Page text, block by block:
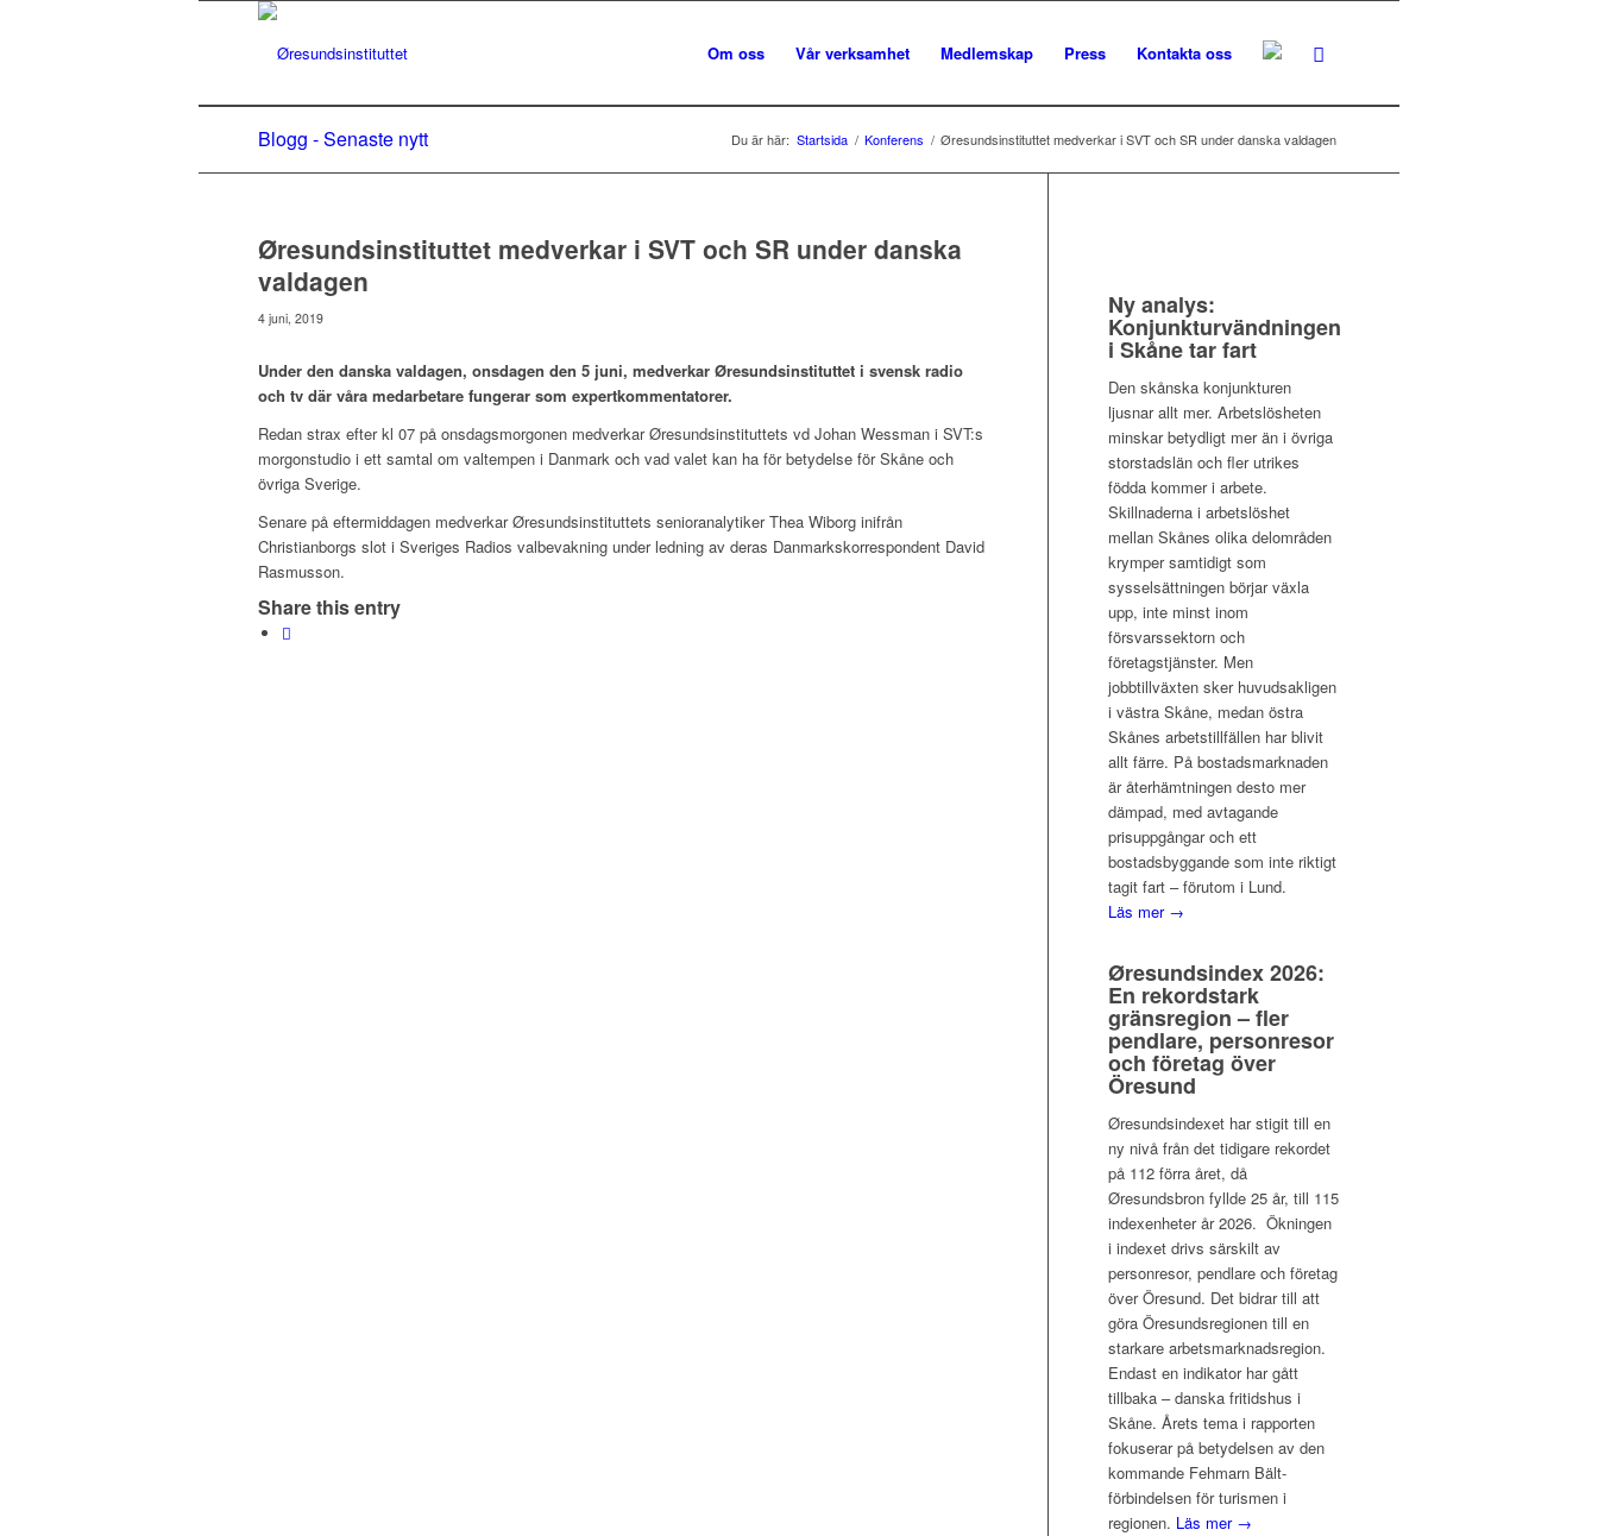
Om oss Vår verksamhet Medlemskap Press Kontakta oss
Blogg - Senaste nytt Du är här: Startsida / Konferens / Øresundsinstituttet medverkar i SVT och SR under danska valdagen
Øresundsinstituttet medverkar i SVT och SR under danska
valdagen
4 juni, 2019
Under den danska valdagen, onsdagen den 5 juni, medverkar Øresundsinstituttet i svensk radio
och tv där våra medarbetare fungerar som expertkommentatorer.
Redan strax efter kl 07 på onsdagsmorgonen medverkar Øresundsinstituttets vd Johan Wessman i SVT:s
morgonstudio i ett samtal om valtempen i Danmark och vad valet kan ha för betydelse för Skåne och
övriga Sverige.
Senare på eftermiddagen medverkar Øresundsinstituttets senioranalytiker Thea Wiborg inifrån
Christianborgs slot i Sveriges Radios valbevakning under ledning av deras Danmarkskorrespondent David
Rasmusson.
Share this entry
Ny analys:
Konjunkturvändningen
i Skåne tar fart
Den skånska konjunkturen
ljusnar allt mer. Arbetslösheten
minskar betydligt mer än i övriga
storstadslän och fler utrikes
födda kommer i arbete.
Skillnaderna i arbetslöshet
mellan Skånes olika delområden
krymper samtidigt som
sysselsättningen börjar växla
upp, inte minst inom
försvarssektorn och
företagstjänster. Men
jobbtillväxten sker huvudsakligen
i västra Skåne, medan östra
Skånes arbetstillfällen har blivit
allt färre. På bostadsmarknaden
är återhämtningen desto mer
dämpad, med avtagande
prisuppgångar och ett
bostadsbyggande som inte riktigt
tagit fart – förutom i Lund.
Läs mer →
Øresundsindex 2026:
En rekordstark
gränsregion – fler
pendlare, personresor
och företag över
Öresund
Øresundsindexet har stigit till en
ny nivå från det tidigare rekordet
på 112 förra året, då
Øresundsbron fyllde 25 år, till 115
indexenheter år 2026. Ökningen
i indexet drivs särskilt av
personresor, pendlare och företag
över Öresund. Det bidrar till att
göra Öresundsregionen till en
starkare arbetsmarknadsregion.
Endast en indikator har gått
tillbaka – danska fritidshus i
Skåne. Årets tema i rapporten
fokuserar på betydelsen av den
kommande Fehmarn Bält-
förbindelsen för turismen i
regionen. Läs mer →